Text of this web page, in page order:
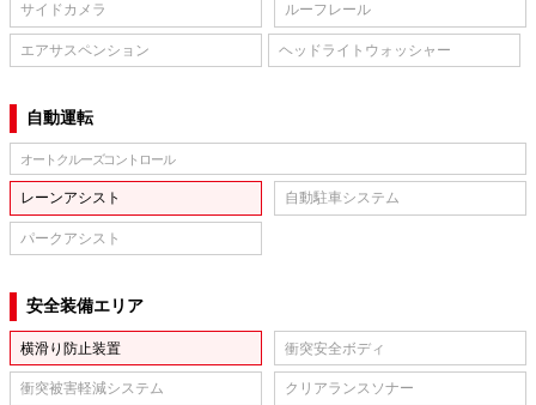
サイドカメラ ルーフレール
エアサスペンション ヘッドライトウォッシャー
自動運転
オートクルーズコントロール
レーンアシスト 自動駐車システム
パークアシスト
安全装備エリア
横滑り防止装置 衝突安全ボディ
衝突被害軽減システム クリアランスソナー